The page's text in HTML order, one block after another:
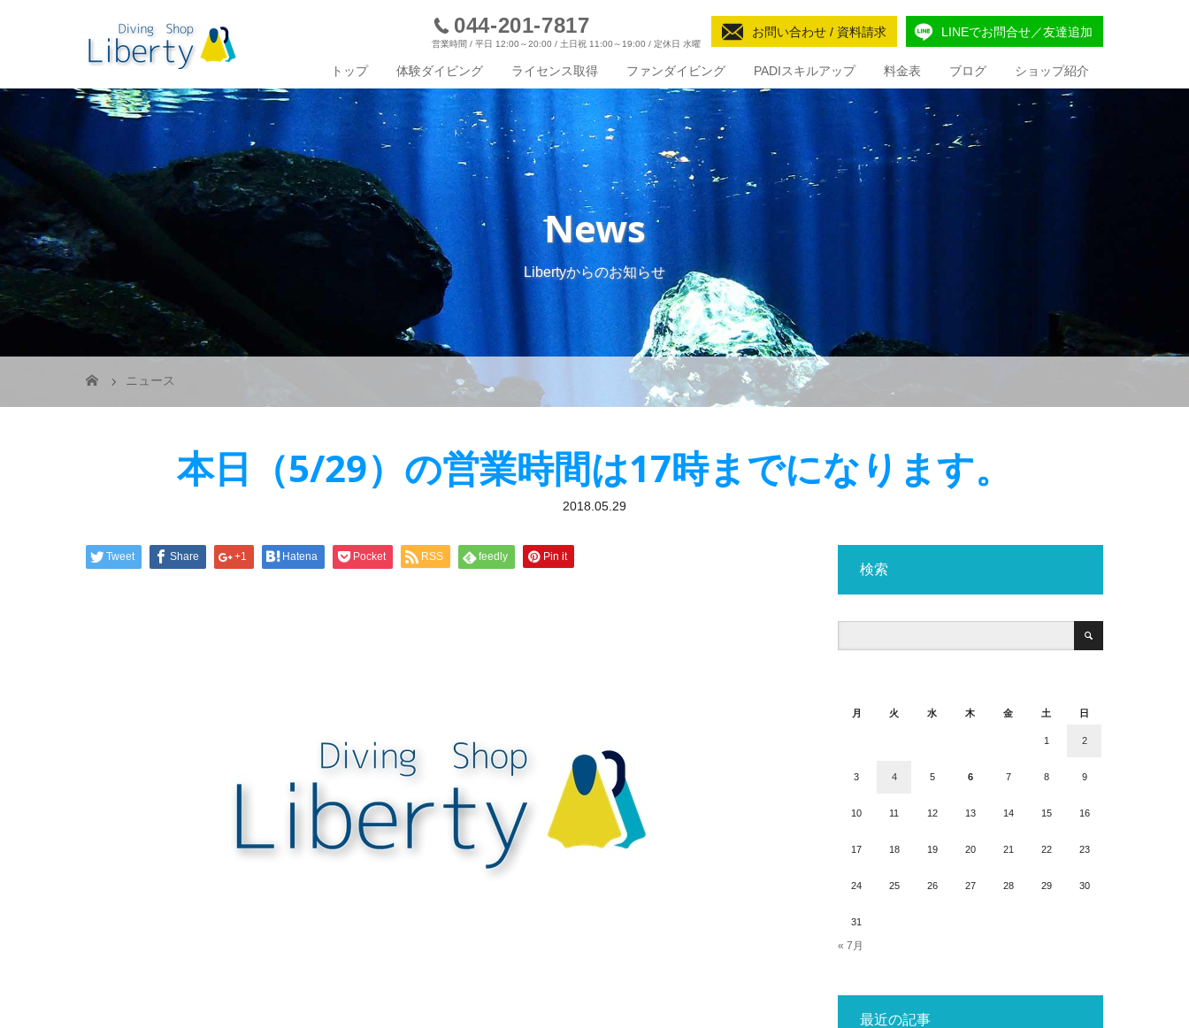
044-201-7817
営業時間 / 平日 12:00～20:00 / 土日祝 11:00～19:00 / 定休日 水曜
お問い合わせ / 資料請求 LINEでお問合せ／友達追加
トップ 体験ダイビング ライセンス取得 ファンダイビング PADIスキルアップ 料金表 ブログ ショップ紹介
News
Libertyからのお知らせ
ニュース
本日（5/29）の営業時間は17時までになります。
2018.05.29
Tweet Share +1 Hatena Pocket RSS feedly Pin it
検索
月
火 水 木 金 土 日
1 2
3 4 5 6 7 8 9
10 11 12 13 14 15 16
17 18 19 20 21 22 23
24 25 26 27 28 29 30
31
« 7月
最近の記事